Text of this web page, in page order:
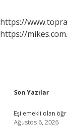
https://
https://
Son Yazılar
Eşi emekli olan
Ağustos 6, 2026